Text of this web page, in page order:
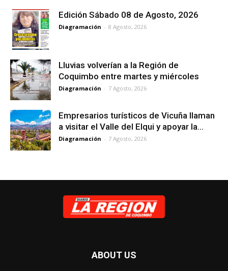
Edición Sábado 08 de Agosto, 2026
Diagramación - 8 Agosto, 2026
Lluvias volverían a la Región de
Coquimbo entre martes y miércoles
Diagramación - 7 Agosto, 2026
Empresarios turísticos de Vicuña llaman
a visitar el Valle del Elqui y apoyar la...
Diagramación - 7 Agosto, 2026
ABOUT US